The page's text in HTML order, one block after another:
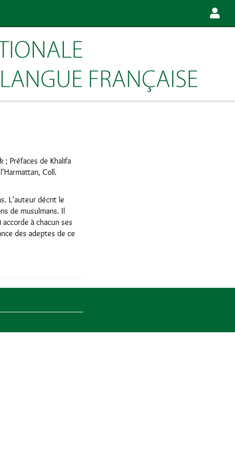
; Préfaces de Khalifa
Coll.
L’auteur décrit le
de musulmans. Il
à chacun ses
des adeptes de ce